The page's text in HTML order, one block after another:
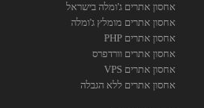
אחסון אתרים ג'ומלה בישראל
אחסון אתרים מומלץ ג'ומלה
אחסון אתרים PHP
אחסון אתרים וורדפרס
אחסון אתרים VPS
אחסון אתרים ללא הגבלה